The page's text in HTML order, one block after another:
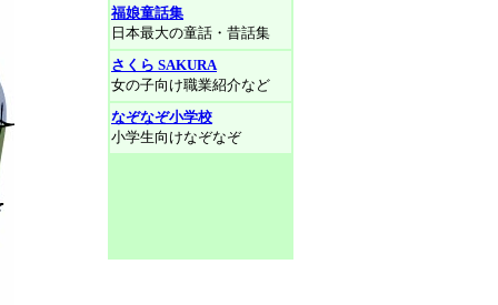
福娘童話集
日本最大の童話・昔話集
さくら SAKURA
女の子向け職業紹介など
なぞなぞ小学校
小学生向けなぞなぞ